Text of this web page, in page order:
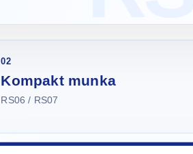
02
Kompakt munka
RS06 / RS07